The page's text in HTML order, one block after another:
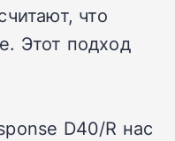
что
Этот подход
D40/R нас